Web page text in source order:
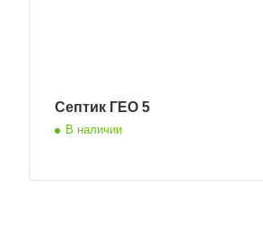
Септик ГЕО 5
В наличии